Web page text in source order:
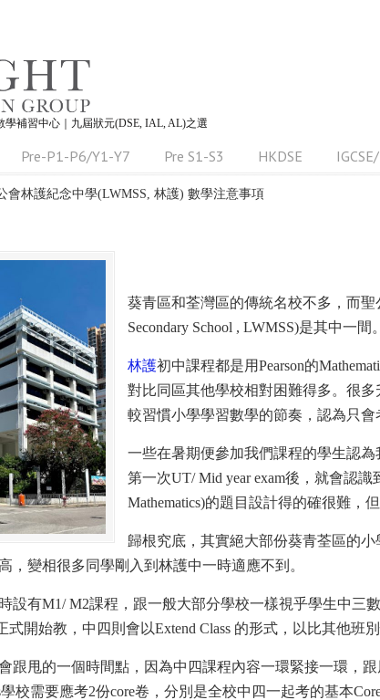
學補習中心｜九屆狀元(DSE, IAL, AL)之選
Pre-P1-P6/Y1-Y7 Pre S1-S3 HKDSE
會林護紀念中學(LWMSS, 林護) 數學注意事項
葵青區和荃灣區的傳統名校不多，而聖
Secondary School , LWMSS)是其中一間。
林護初中課程都是用Pearson的
對比同區其他學校相對困難得多。很
較習慣小學學習數學的節奏，認為只會
一些在暑期便參加我們課程的學生認
第一次UT/ Mid year exam後，就會認
Mathematics)的題目設計得的確很難，但
歸根究底，其實絕大部份葵青荃區的
，變相很多同學剛入到林護中一時適應不到。
設有M1/ M2課程，跟一般大部分學校一樣視乎學生中三
式開始教，中四則會以Extend Class 的形式，以比其他班
跟甩的一個時間點，因為中四課程內容一環緊接一環，
校需要應考2份core卷，分別是全校中四一起考的基本